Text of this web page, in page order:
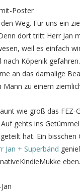
Weg. Für uns ein
dort tritt Herr Jan
weil es einfach
nach Köpenik
an das damalige
Mann zu einem
wie groß das
gehts ins
hat. Ein
Jan + Superbänd